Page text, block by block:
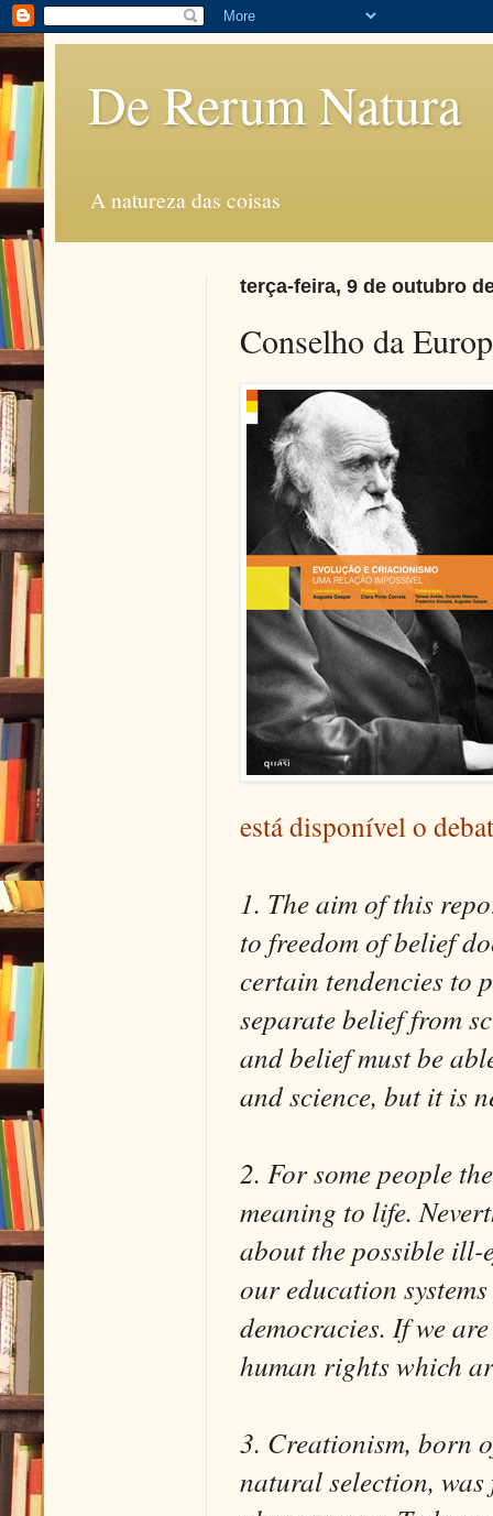
De Rerum Natura
A natureza das coisas
terça-feira, 9 de outubro
Conselho da
está disponível o
1. The aim of this
to freedom of belief
certain tendencies to
separate belief from
and belief must be
and science, but it is
2. For some people
meaning to life.
about the possible ill-
our education
democracies. If we
human rights which
3. Creationism, born
natural selection,